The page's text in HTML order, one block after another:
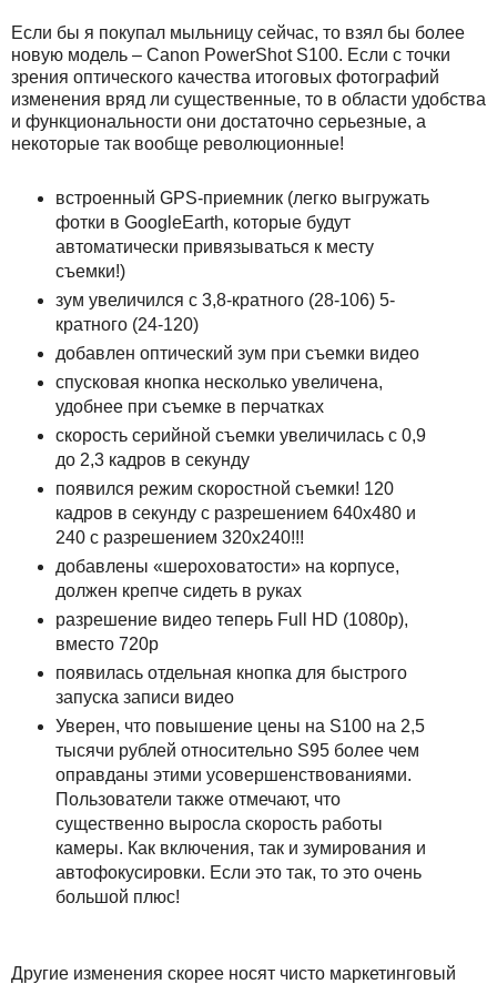
Если бы я покупал мыльницу сейчас, то взял бы более
новую модель – Canon PowerShot S100. Если с точки
зрения оптического качества итоговых фотографий
изменения вряд ли существенные, то в области удобства
и функциональности они достаточно серьезные, а
некоторые так вообще революционные!
встроенный GPS-приемник (легко выгружать
фотки в GoogleEarth, которые будут
автоматически привязываться к месту
съемки!)
зум увеличился с 3,8-кратного (28-106) 5-
кратного (24-120)
добавлен оптический зум при съемки видео
спусковая кнопка несколько увеличена,
удобнее при съемке в перчатках
скорость серийной съемки увеличилась с 0,9
до 2,3 кадров в секунду
появился режим скоростной съемки! 120
кадров в секунду с разрешением 640х480 и
240 с разрешением 320x240!!!
добавлены «шероховатости» на корпусе,
должен крепче сидеть в руках
разрешение видео теперь Full HD (1080p),
вместо 720p
появилась отдельная кнопка для быстрого
запуска записи видео
Уверен, что повышение цены на S100 на 2,5
тысячи рублей относительно S95 более чем
оправданы этими усовершенствованиями.
Пользователи также отмечают, что
существенно выросла скорость работы
камеры. Как включения, так и зумирования и
автофокусировки. Если это так, то это очень
большой плюс!
Другие изменения скорее носят чисто маркетинговый